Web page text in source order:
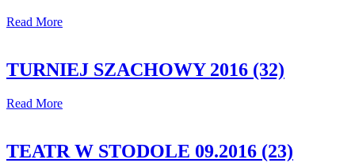
Read More
TURNIEJ SZACHOWY 2016 (32)
Read More
TEATR W STODOLE 09.2016 (23)